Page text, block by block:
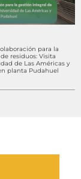
para la
residuos: Visita
de Las Américas y
planta Pudahuel